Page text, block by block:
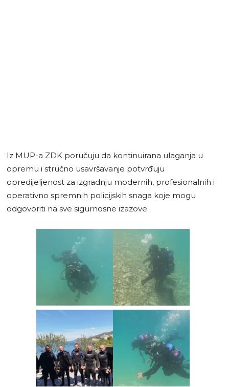
Iz MUP-a ZDK poručuju da kontinuirana ulaganja u
opremu i stručno usavršavanje potvrđuju
opredijeljenost za izgradnju modernih, profesionalnih i
operativno spremnih policijskih snaga koje mogu
odgovoriti na sve sigurnosne izazove.